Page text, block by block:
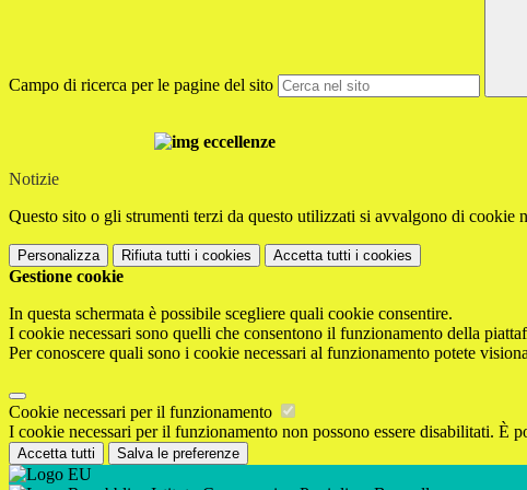
Campo di ricerca per le pagine del sito
Notizie
Questo sito o gli strumenti terzi da questo utilizzati si avvalgono di cookie
Personalizza Rifiuta tutti i cookies Accetta tutti i cookies
Gestione cookie
In questa schermata è possibile scegliere quali cookie consentire.
I cookie necessari sono quelli che consentono il funzionamento della
Per conoscere quali sono i cookie necessari al funzionamento potete
Cookie necessari per il funzionamento
I cookie necessari per il funzionamento non possono essere disabilitati. È
Accetta tutti Salva le preferenze